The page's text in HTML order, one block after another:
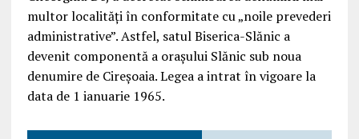
multor localități în conformitate cu „noile prevederi
administrative”. Astfel, satul Biserica-Slănic a
devenit componentă a orașului Slănic sub noua
denumire de Cireșoaia. Legea a intrat în vigoare la
data de 1 ianuarie 1965.